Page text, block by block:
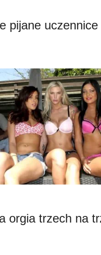
pijane uczennice
orgia trzech na